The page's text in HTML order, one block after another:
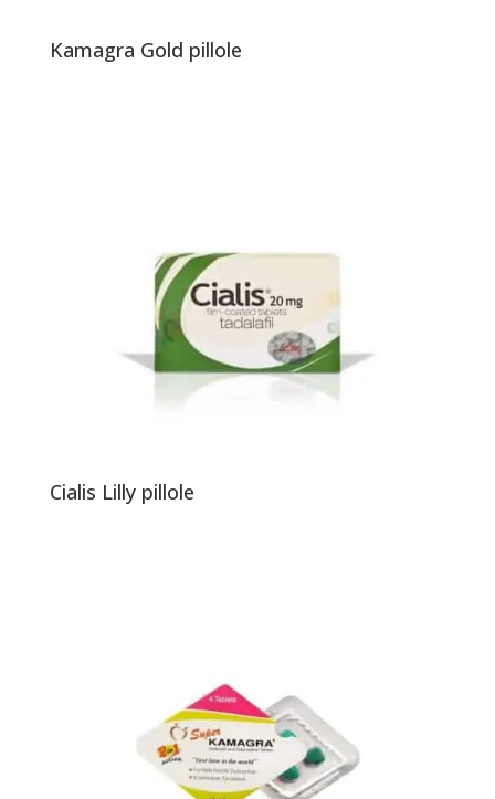
Kamagra Gold pillole
Cialis Lilly pillole